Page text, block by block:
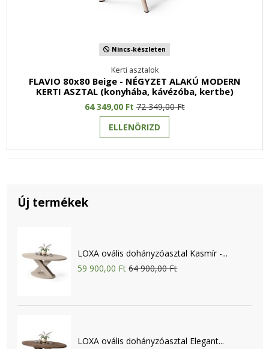
Nincs-készleten
Kerti asztalok
FLAVIO 80x80 Beige - NÉGYZET ALAKÚ MODERN
KERTI ASZTAL (konyhába, kávézóba, kertbe)
64 349,00 Ft72 349,00 Ft
ELLENÖRIZD
Új termékek
LOXA ovális dohányzóasztal Kasmír -...
59 900,00 Ft 64 900,00 Ft
LOXA ovális dohányzóasztal Elegant...